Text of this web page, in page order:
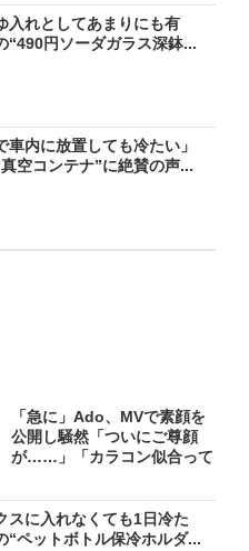
入れとしてあまりにも有
円ソーダガラス深鉢...
車内に放置しても冷たい」
空コンテナ”に絶賛の声...
「急に」Ado、MVで素顔を
公開し騒然「ついにご尊顔
が……」「カラコン似合って
スに入れなくても1日冷た
ペットボトル保冷ホルダ...